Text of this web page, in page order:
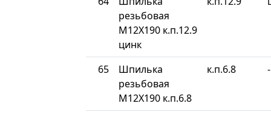
резьбовая
М12Х190 к.п.12.9
цинк
65
Шпилька
резьбовая
М12Х190 к.п.6.8
к.п.6.8 -